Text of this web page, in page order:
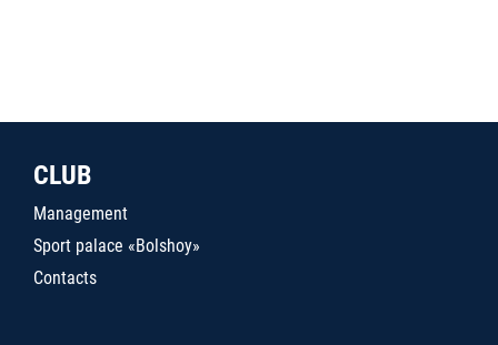
CLUB
Management
Sport palace «Bolshoy»
Contacts